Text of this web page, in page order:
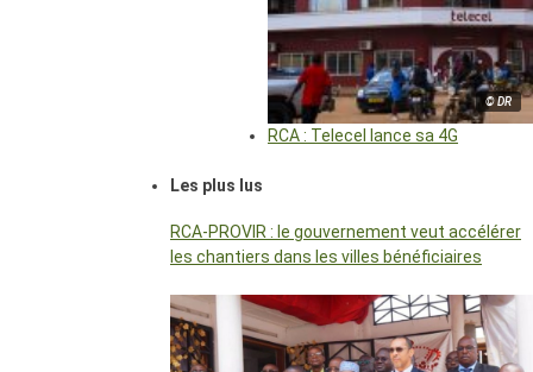
© DR
RCA : Telecel lance sa 4G
Les plus lus
RCA-PROVIR : le gouvernement veut accélérer
les chantiers dans les villes bénéficiaires